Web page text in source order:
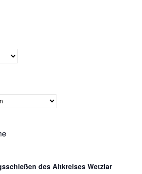
des Altkreises Wetzlar